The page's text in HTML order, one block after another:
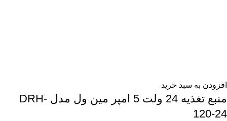
افزودن به سبد خرید
منبع تغذیه 24 ولت 5 امپر مین ول مدل DRH-
120-24